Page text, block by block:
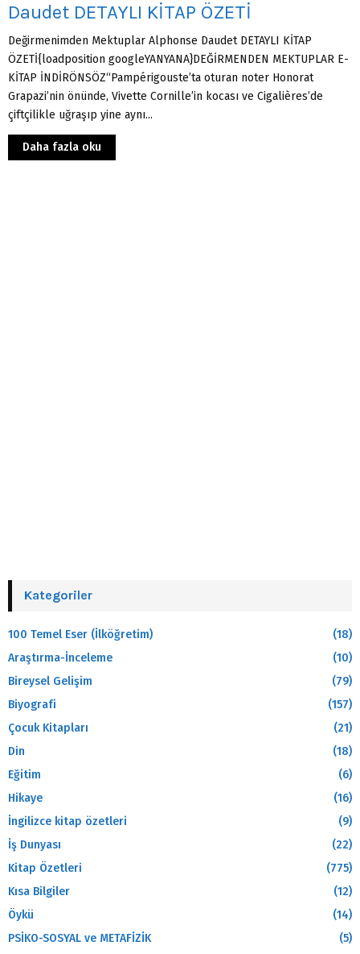
Daudet DETAYLI KİTAP ÖZETİ
Değirmenimden Mektuplar Alphonse Daudet DETAYLI KİTAP
ÖZETİ{loadposition googleYANYANA}DEĞİRMENDEN MEKTUPLAR E-
KİTAP İNDİRÖNSÖZ“Pampérigouste’ta oturan noter Honorat
Grapazi’nin önünde, Vivette Cornille’in kocası ve Cigalières’de
çiftçilikle uğraşıp yine aynı...
Daha fazla oku
Kategoriler
100 Temel Eser (İlköğretim)
(18)
Araştırma-İnceleme
(10)
Bireysel Gelişim
(79)
Biyografi
(157)
Çocuk Kitapları
(21)
Din
(18)
Eğitim
(6)
Hikaye
(16)
İngilizce kitap özetleri
(9)
İş Dunyası
(22)
Kitap Özetleri
(775)
Kısa Bilgiler
(12)
Öykü
(14)
PSİKO-SOSYAL ve METAFİZİK
(5)